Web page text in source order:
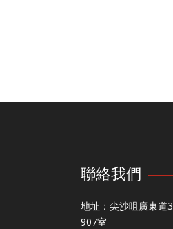
聯絡我們
地址：尖沙咀廣東道
907室